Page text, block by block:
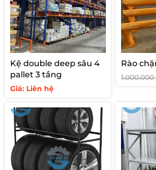
Kệ double deep sâu 4
pallet 3 tầng
Giá: Liên hệ
Rào
1.000.000